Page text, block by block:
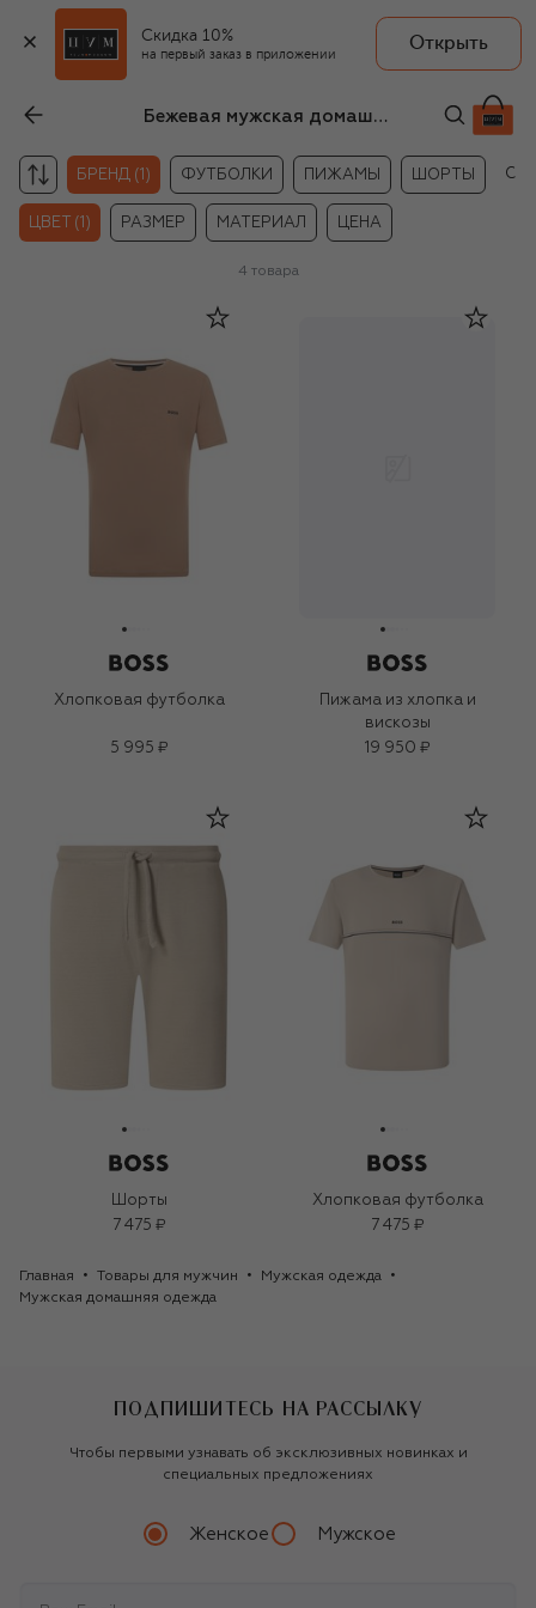
Скидка 10%
на первый заказ в приложении
Открыть
Бежевая мужская домашняя одежда BOSS
БРЕНД (1) ФУТБОЛКИ ПИЖАМЫ ШОРТЫ
ЦВЕТ (1) РАЗМЕР МАТЕРИАЛ ЦЕНА
4 товара
Хлопковая футболка
5 995 ₽
Пижама из хлопка и
вискозы
19 950 ₽
Шорты
7 475 ₽
Хлопковая футболка
7 475 ₽
Главная Товары для мужчин
Мужская одежда
Мужская домашняя одежда
ПОДПИШИТЕСЬ НА РАССЫЛКУ
Чтобы первыми узнавать об эксклюзивных новинках и
специальных предложениях
Женское Мужское